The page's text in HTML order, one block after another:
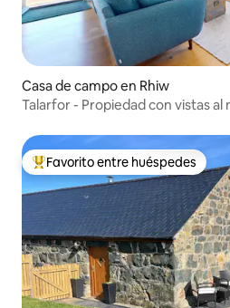
Casa de campo en Rhiw
Talarfor - Propiedad con vistas al
Favorito entre huéspedes
Favorito entre huéspedes